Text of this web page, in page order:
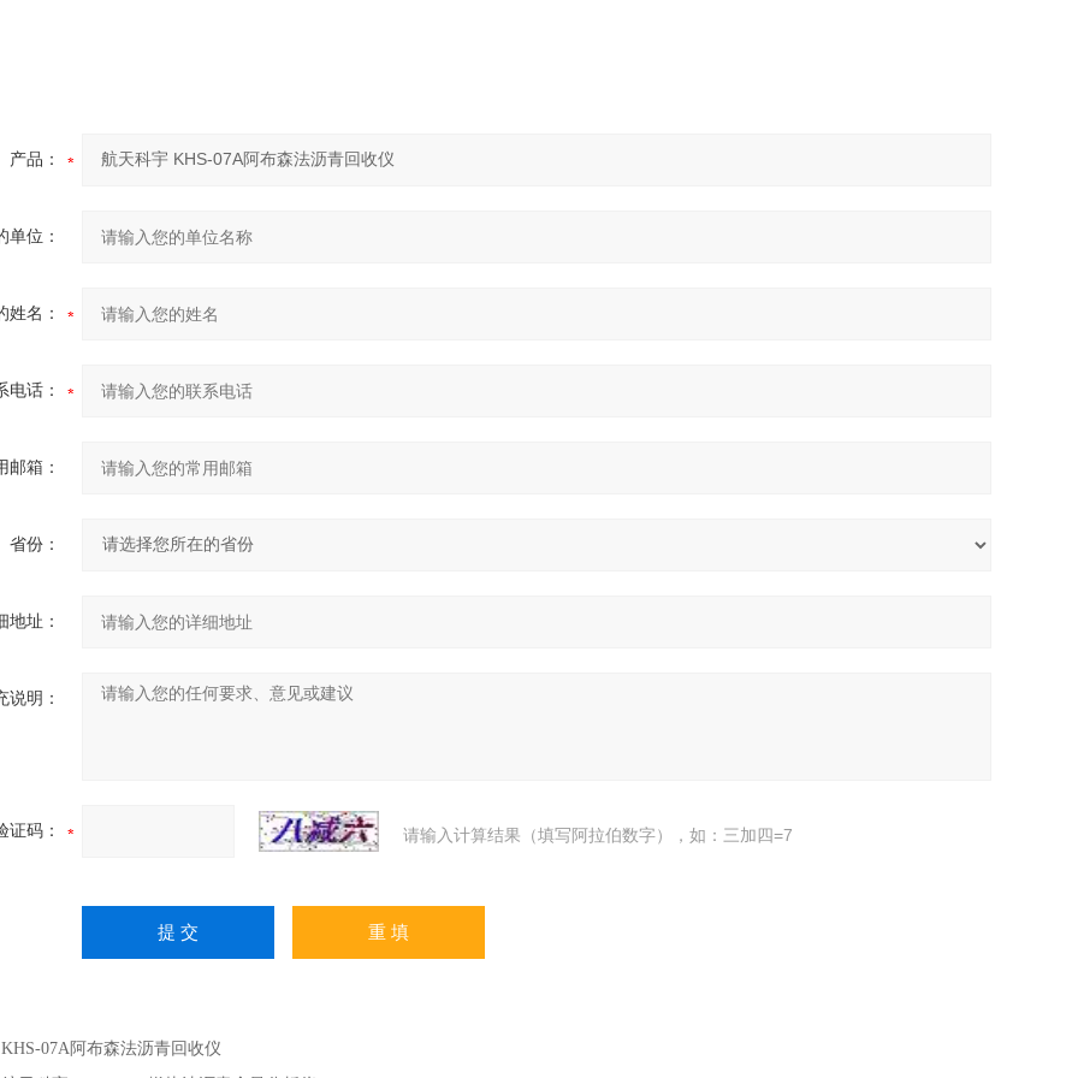
产品：
单位：
姓名：
电话：
邮箱：
省份：
地址：
说明：
证码： 请输入计算结果（填写阿拉伯数字），如：三加四=7
KHS-07A阿布森法沥青回收仪